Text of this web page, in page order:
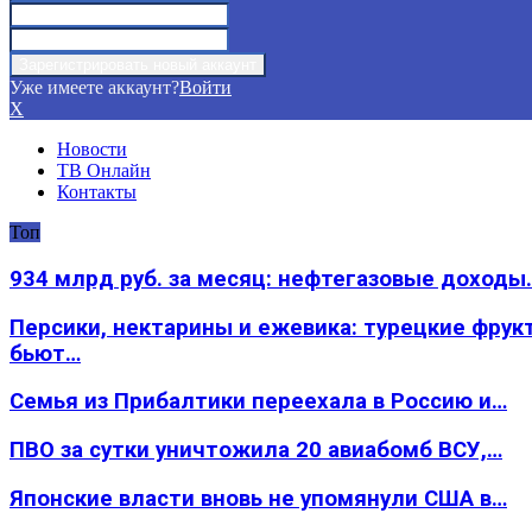
Уже имеете аккаунт?Войти
X
Новости
ТВ Онлайн
Контакты
Топ
934 млрд руб. за месяц: нефтегазовые
Персики, нектарины и ежевика: турецкие
бьют…
Семья из Прибалтики переехала в Россию и…
ПВО за сутки уничтожила 20 авиабомб ВСУ,…
Японские власти вновь не упомянули США в…